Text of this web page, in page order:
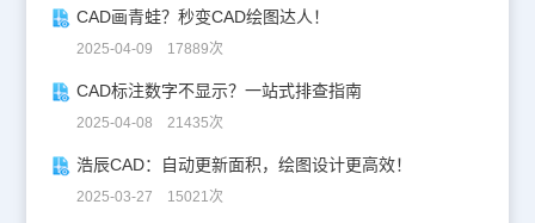
CAD画青蛙？秒变CAD绘图达人！
2025-04-09 17889次
CAD标注数字不显示？一站式排查指南
2025-04-08 21435次
浩辰CAD：自动更新面积，绘图设计更高效！
2025-03-27 15021次